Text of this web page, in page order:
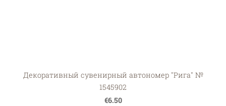
Декоративный сувенирный автономер "Рига" №
1545902
€6.50